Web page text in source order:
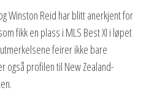
Winston Reid har blitt anerkjent for
fikk en plass i MLS Best XI i løpet
feirer ikke bare
også profilen til New Zealand-